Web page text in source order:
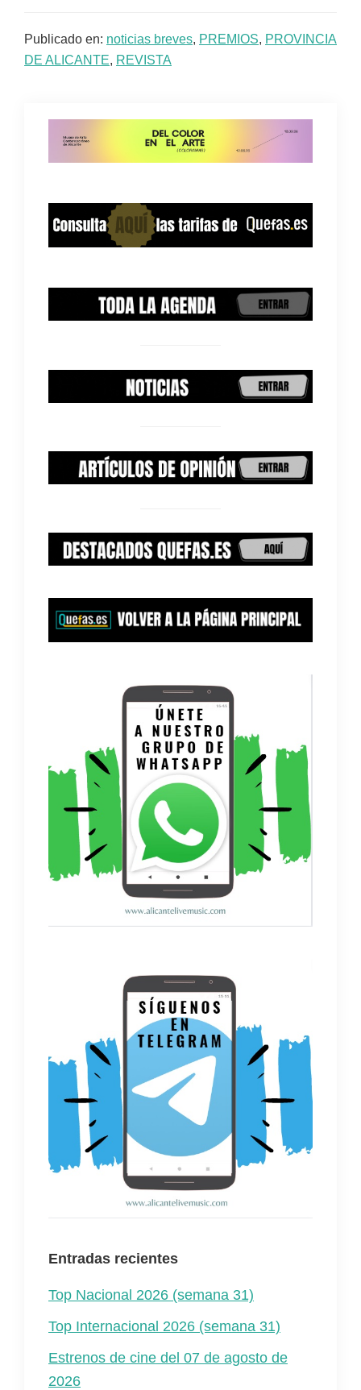
Publicado en: noticias breves, PREMIOS, PROVINCIA
DE ALICANTE, REVISTA
Entradas recientes
Top Nacional 2026 (semana 31)
Top Internacional 2026 (semana 31)
Estrenos de cine del 07 de agosto de
2026